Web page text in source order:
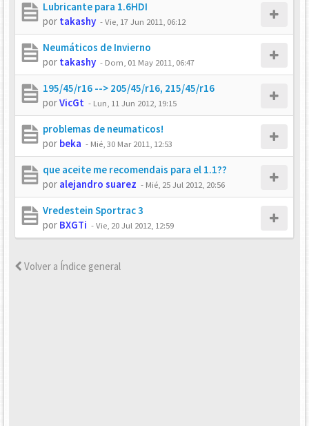
Lubricante para 1.6HDI
por takashy -Vie, 17 Jun 2011, 06:12
Neumáticos de Invierno
por takashy - Dom, 01 May 2011, 06:47
195/45/r16 --> 205/45/r16, 215/45/r16
porVicGt - Lun, 11 Jun 2012, 19:15
problemas de neumaticos!
por beka - Mié, 30 Mar 2011, 12:53
que aceite me recomendais para el 1.1??
por alejandro suarez - Mié, 25 Jul 2012, 20:56
Vredestein Sportrac 3
por BXGTi -Vie, 20 Jul 2012, 12:59
Volver a Índice general